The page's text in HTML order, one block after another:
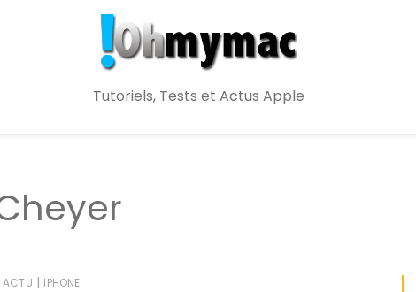
Tutoriels, Tests et Actus Apple
ACTU | IPHONE